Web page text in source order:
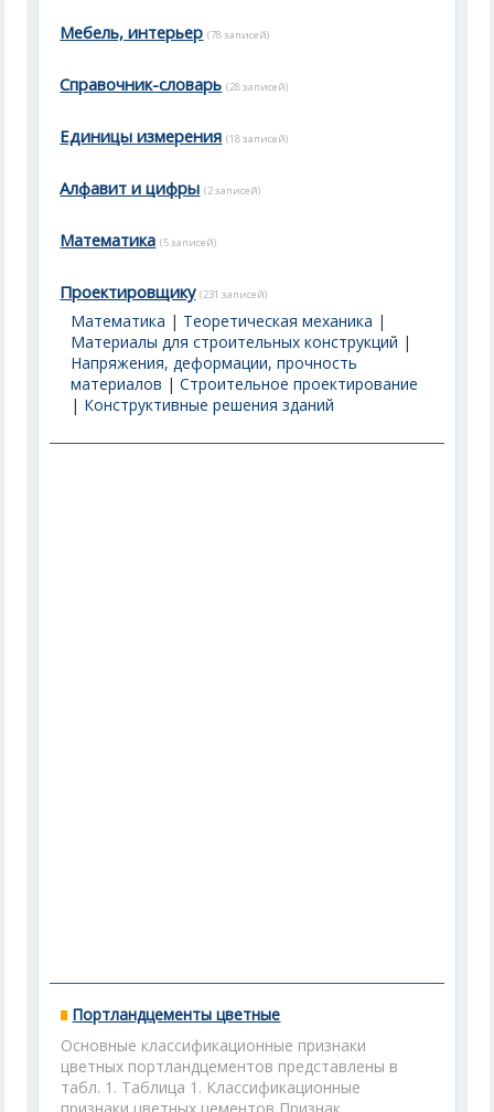
Мебель, интерьер (78 записей)
Справочник-словарь (28 записей)
Единицы измерения (18 записей)
Алфавит и цифры (2 записей)
Математика (5 записей)
Проектировщику (231 записей)
Математика | Теоретическая механика |
Материалы для строительных конструкций |
Напряжения, деформации, прочность
материалов |Строительное проектирование
| Конструктивные решения зданий
Портландцементы цветные
Основные классификационные признаки
цветных портландцементов представлены в
табл. 1. Таблица 1. Классификационные